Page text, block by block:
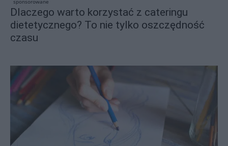
sponsorowane
Dlaczego warto korzystać z cateringu
dietetycznego? To nie tylko oszczędność
czasu